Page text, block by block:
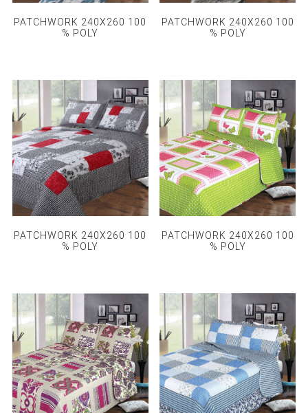
PATCHWORK 240X260 100
% POLY
PATCHWORK 240X260 100
% POLY
PATCHWORK 240X260 100
% POLY
PATCHWORK 240X260 100
% POLY